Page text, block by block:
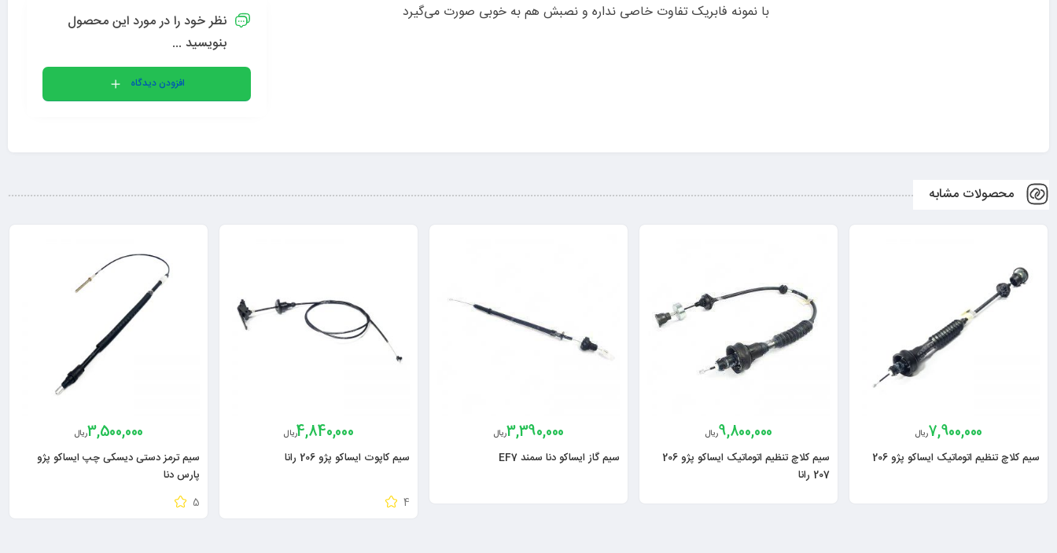
با نمونه فابریک تفاوت خاصی نداره و نصبش هم به خوبی صورت می‌گیرد
نظر خود را در مورد این محصول
بنویسید ...
افزودن دیدگاه
محصولات مشابه
7,900,000ریال
سیم کلاچ تنظیم اتوماتیک ایساکو پژو 206
9,800,000ریال
سیم کلاچ تنظیم اتوماتیک ایساکو پژو 206
207 رانا
3,390,000ریال
سیم گاز ایساکو دنا سمند EF7
4,840,000ریال
سیم کاپوت ایساکو پژو 206 رانا
4
3,500,000ریال
سیم ترمز دستی دیسکی چپ ایساکو پژو
پارس دنا
5